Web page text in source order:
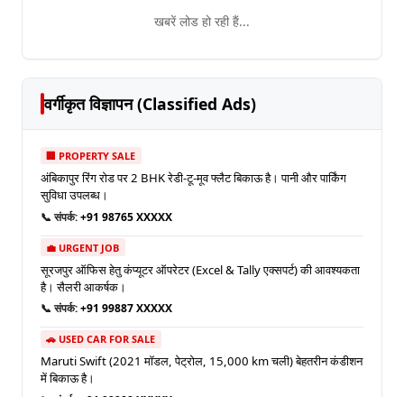
खबरें लोड हो रही हैं...
वर्गीकृत विज्ञापन (Classified Ads)
🏢 PROPERTY SALE
अंबिकापुर रिंग रोड पर 2 BHK रेडी-टू-मूव फ्लैट बिकाऊ है। पानी और पार्किंग
सुविधा उपलब्ध।
📞 संपर्क:+91 98765 XXXXX
💼 URGENT JOB
सूरजपुर ऑफिस हेतु कंप्यूटर ऑपरेटर (Excel & Tally एक्सपर्ट) की आवश्यकता
है। सैलरी आकर्षक।
📞 संपर्क:+91 99887 XXXXX
🚗 USED CAR FOR SALE
Maruti Swift (2021 मॉडल, पेट्रोल, 15,000 km चली) बेहतरीन कंडीशन
में बिकाऊ है।